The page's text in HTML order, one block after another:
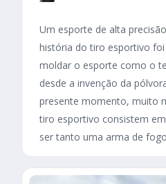
Um esporte de alta
história do tiro esportivo
moldar o esporte como o
desde a invenção da
presente momento, muito
tiro esportivo consistem
ser tanto uma arma de